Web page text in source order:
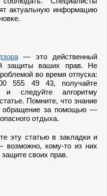
актуальную информацию
— это действенный
защиты ваших прав. Не
во время отпуска:
555 49 43, получайте
и следуйте алгоритму
Помните, что знание
обращение за помощью —
отдыха.
эту статью в закладки и
кому-то из них
своих прав.